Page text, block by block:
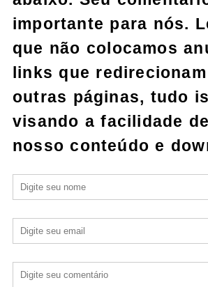
importante para nós.
que não colocamos
links que
outras páginas, tudo
visando a facilidade
nosso conteúdo e